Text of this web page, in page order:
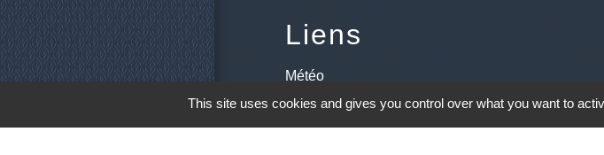
Liens
Météo
Ouest France
This site uses cookies and gives you control over what you want to